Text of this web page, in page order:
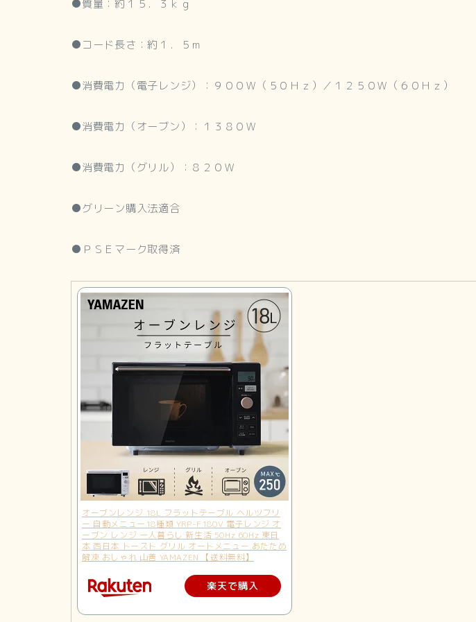
●質量：約１５．３ｋｇ
●コード長さ：約１．５ｍ
●消費電力（電子レンジ）：９００Ｗ（５０Ｈｚ）／１２５０Ｗ（６０Ｈｚ）
●消費電力（オーブン）：１３８０Ｗ
●消費電力（グリル）：８２０Ｗ
●グリーン購入法適合
●ＰＳＥマーク取得済
オーブンレンジ 18L フラットテーブル ヘルツフリ
ー 自動メニュー18種類 YRP-F180V 電子レンジ オ
ーブン レンジ 一人暮らし 新生活 50Hz 60Hz 東日
本 西日本 トースト グリル オートメニュー あたため
解凍 おしゃれ 山善 YAMAZEN 【送料無料】
楽天で購入